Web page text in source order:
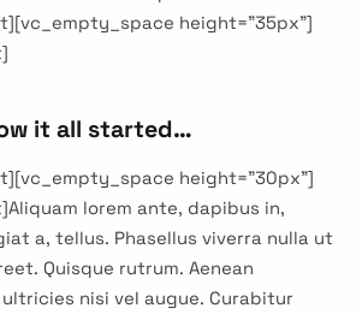
height=”35px”]
it all started…
height=”30px”]
lorem ante, dapibus in,
a, tellus. Phasellus viverra nulla ut
Quisque rutrum. Aenean
nisi vel augue. Curabitur